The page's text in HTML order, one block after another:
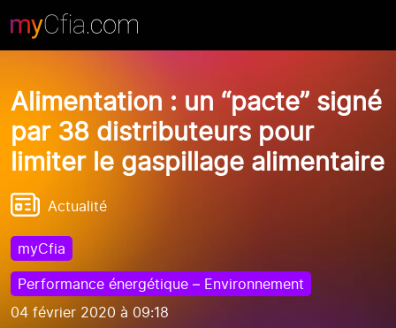
Alimentation : un “pacte” signé
par 38 distributeurs pour
limiter le gaspillage alimentaire
Actualité
myCfia
Performance énergétique – Environnement
04 février 2020 à 09:18